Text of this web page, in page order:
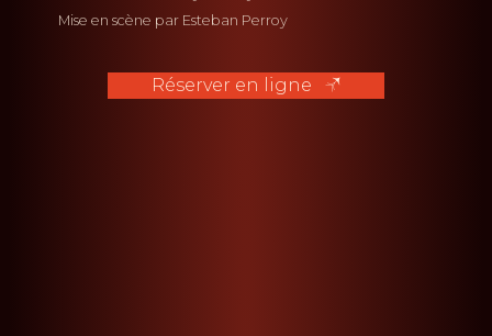
Mise en scène par Esteban Perroy
Réserver en ligne